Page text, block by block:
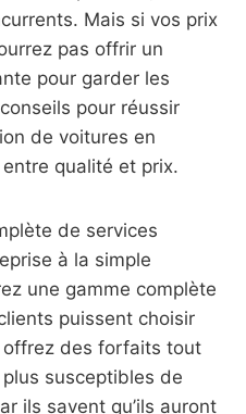
Mais si vos prix
pas offrir un
pour garder les
pour réussir
de voitures en
qualité et prix.
de services
à la simple
une gamme complète
puissent choisir
offrez des forfaits tout
susceptibles de
ils savent qu’ils auront